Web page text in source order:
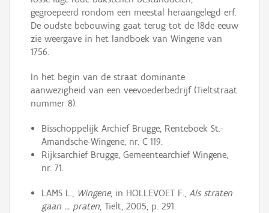
gegroepeerd rondom een meestal heraangelegd erf.
De oudste bebouwing gaat terug tot de 18de eeuw
zie weergave in het landboek van Wingene van
1756.
In het begin van de straat dominante
aanwezigheid van een veevoederbedrijf (Tieltstraat
nummer 8).
Bisschoppelijk Archief Brugge, Renteboek St.-
Amandsche-Wingene, nr. C 119.
Rijksarchief Brugge, Gemeentearchief Wingene,
nr. 71.
LAMS L., Wingene, in HOLLEVOET F., Als straten
gaan ... praten, Tielt, 2005, p. 291.